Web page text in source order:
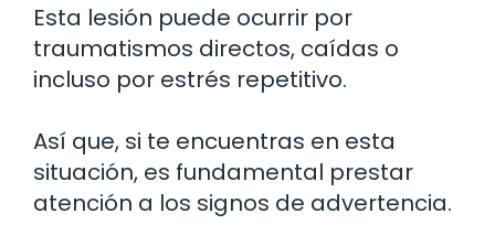
Esta lesión puede ocurrir por
traumatismos directos, caídas o
incluso por estrés repetitivo.
Así que, si te encuentras en esta
situación, es fundamental prestar
atención a los signos de advertencia.